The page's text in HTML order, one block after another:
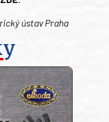
ústav Praha